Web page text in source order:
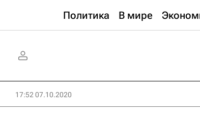
Политика В мире
17:52 07.10.2020